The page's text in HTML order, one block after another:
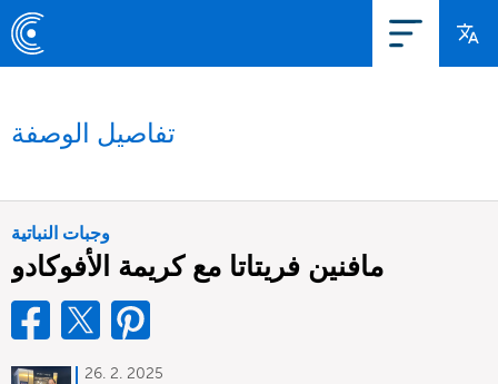
تفاصيل الوصفة
وجبات النباتية
مافنين فريتاتا مع كريمة الأفوكادو
26. 2. 2025